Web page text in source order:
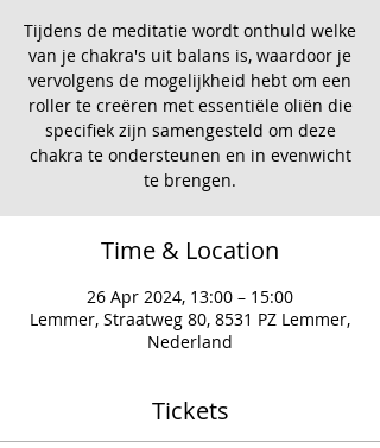
Tijdens de meditatie wordt onthuld welke
van je chakra's uit balans is, waardoor je
vervolgens de mogelijkheid hebt om een
roller te creëren met essentiële oliën die
specifiek zijn samengesteld om deze
chakra te ondersteunen en in evenwicht
te brengen.
Time & Location
26 Apr 2024, 13:00 – 15:00
Lemmer, Straatweg 80, 8531 PZ Lemmer,
Nederland
Tickets